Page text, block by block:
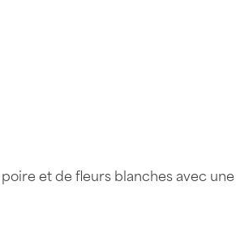
et de fleurs blanches avec une